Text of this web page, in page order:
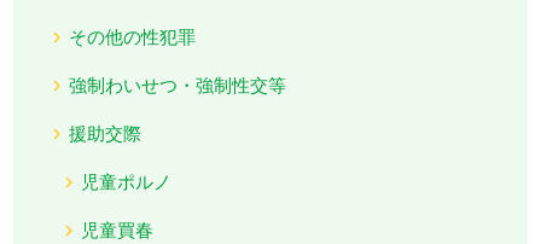
その他の性犯罪
強制わいせつ・強制性交等
援助交際
児童ポルノ
児童買春